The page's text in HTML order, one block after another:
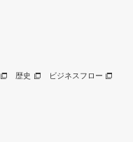
歴史 ビジネスフロー